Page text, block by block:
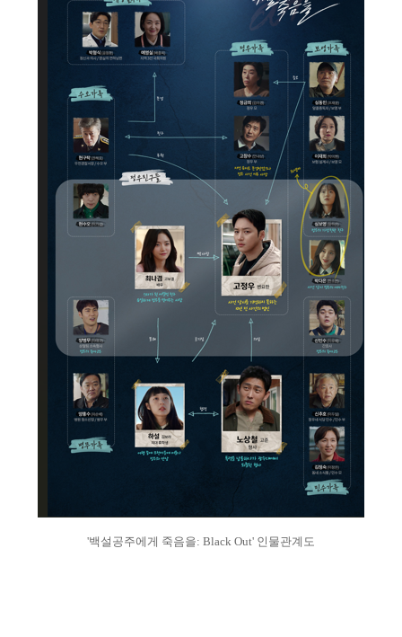
'백설공주에게 죽음을: Black Out' 인물관계도